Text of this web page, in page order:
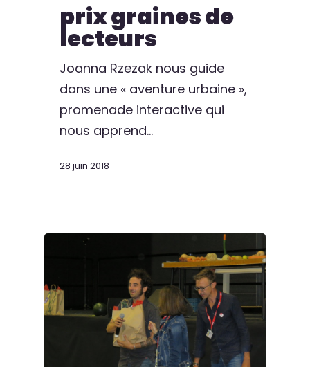
prix graines de
lecteurs
Joanna Rzezak nous guide
dans une « aventure urbaine »,
promenade interactive qui
nous apprend…
28 juin 2018